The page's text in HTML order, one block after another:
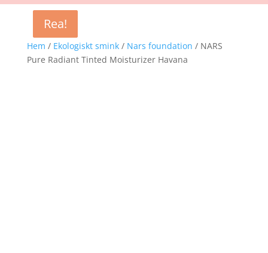
Hem / Ekologiskt smink/ Nars foundation / NARS
Pure Radiant Tinted Moisturizer Havana
Rea!
Rea!